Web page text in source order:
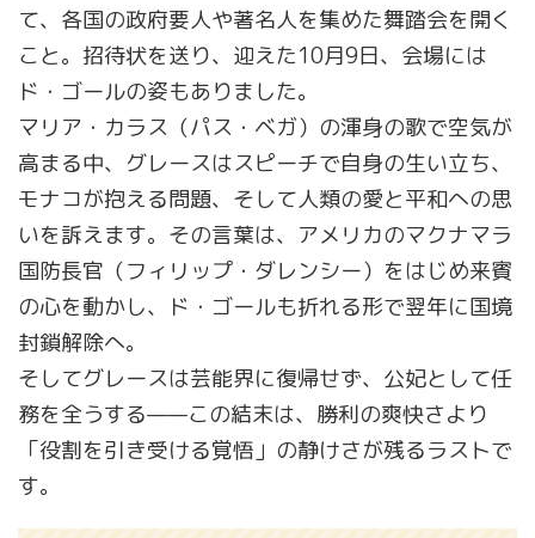
て、各国の政府要人や著名人を集めた舞踏会を開く
こと。招待状を送り、迎えた10月9日、会場には
ド・ゴールの姿もありました。
マリア・カラス（パス・ベガ）の渾身の歌で空気が
高まる中、グレースはスピーチで自身の生い立ち、
モナコが抱える問題、そして人類の愛と平和への思
いを訴えます。その言葉は、アメリカのマクナマラ
国防長官（フィリップ・ダレンシー）をはじめ来賓
の心を動かし、ド・ゴールも折れる形で翌年に国境
封鎖解除へ。
そしてグレースは芸能界に復帰せず、公妃として任
務を全うする——この結末は、勝利の爽快さより
「役割を引き受ける覚悟」の静けさが残るラストで
す。